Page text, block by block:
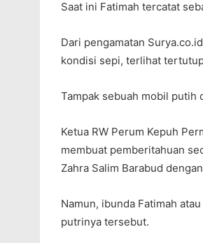
Saat ini Fatimah tercatat
Dari pengamatan
kondisi sepi, terlihat
Tampak sebuah mobil putih
Ketua RW Perum Kepuh
membuat pemberitahuan
Zahra Salim Barabud
Namun, ibunda Fatimah
putrinya tersebut.